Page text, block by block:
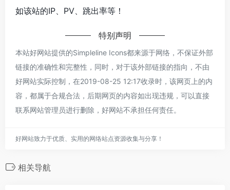
如该站的IP、PV、跳出率等！
特别声明
本站好网站提供的Simpleline Icons都来源于网络，不保证外部
链接的准确性和完整性，同时，对于该外部链接的指向，不由
好网站实际控制，在2019-08-25 12:17收录时，该网页上的内
容，都属于合规合法，后期网页的内容如出现违规，可以直接
联系网站管理员进行删除，好网站不承担任何责任。
好网站致力于优质、实用的网络站点资源收集与分享！
相关导航